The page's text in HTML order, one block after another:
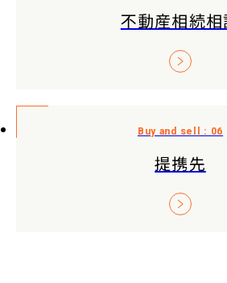
不動産相続相
提携先